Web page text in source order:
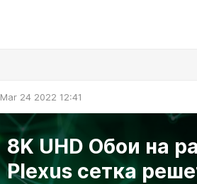
Mar 24 2022 12:41
8K UHD Обои на
Plexus сетка